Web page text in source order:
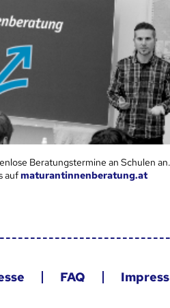
Beratungstermine an Schulen
aufmaturantinnenberatung.at
FAQ